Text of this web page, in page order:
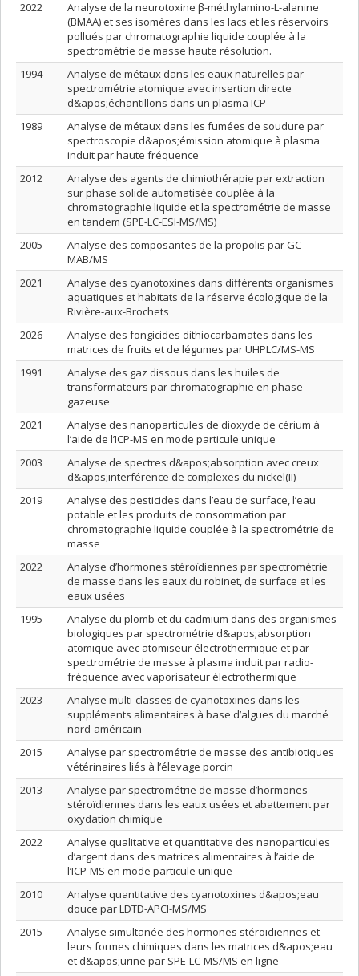
2022
Analyse de la neurotoxine β-méthylamino-L-alanine
(BMAA) et ses isomères dans les lacs et les réservoirs
pollués par chromatographie liquide couplée à la
spectrométrie de masse haute résolution.
1994
Analyse de métaux dans les eaux naturelles par
spectrométrie atomique avec insertion directe
d&apos;échantillons dans un plasma ICP
1989
Analyse de métaux dans les fumées de soudure par
spectroscopie d&apos;émission atomique à plasma
induit par haute fréquence
2012
Analyse des agents de chimiothérapie par extraction
sur phase solide automatisée couplée à la
chromatographie liquide et la spectrométrie de masse
en tandem (SPE-LC-ESI-MS/MS)
2005
Analyse des composantes de la propolis par GC-
MAB/MS
2021
Analyse des cyanotoxines dans différents organismes
aquatiques et habitats de la réserve écologique de la
Rivière-aux-Brochets
2026
Analyse des fongicides dithiocarbamates dans les
matrices de fruits et de légumes par UHPLC/MS-MS
1991
Analyse des gaz dissous dans les huiles de
transformateurs par chromatographie en phase
gazeuse
2021
Analyse des nanoparticules de dioxyde de cérium à
l’aide de l’ICP-MS en mode particule unique
2003
Analyse de spectres d&apos;absorption avec creux
d&apos;interférence de complexes du nickel(II)
2019
Analyse des pesticides dans l’eau de surface, l’eau
potable et les produits de consommation par
chromatographie liquide couplée à la spectrométrie de
masse
2022
Analyse d’hormones stéroïdiennes par spectrométrie
de masse dans les eaux du robinet, de surface et les
eaux usées
1995
Analyse du plomb et du cadmium dans des organismes
biologiques par spectrométrie d&apos;absorption
atomique avec atomiseur électrothermique et par
spectrométrie de masse à plasma induit par radio-
fréquence avec vaporisateur électrothermique
2023
Analyse multi-classes de cyanotoxines dans les
suppléments alimentaires à base d’algues du marché
nord-américain
2015
Analyse par spectrométrie de masse des antibiotiques
vétérinaires liés à l’élevage porcin
2013
Analyse par spectrométrie de masse d’hormones
stéroïdiennes dans les eaux usées et abattement par
oxydation chimique
2022
Analyse qualitative et quantitative des nanoparticules
d’argent dans des matrices alimentaires à l’aide de
l’ICP-MS en mode particule unique
2010
Analyse quantitative des cyanotoxines d&apos;eau
douce par LDTD-APCI-MS/MS
2015
Analyse simultanée des hormones stéroïdiennes et
leurs formes chimiques dans les matrices d&apos;eau
et d&apos;urine par SPE-LC-MS/MS en ligne